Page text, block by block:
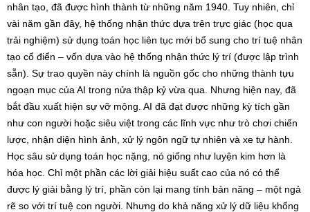
nhân tạo, đã được hình thành từ những năm 1940. Tuy nhiên, chỉ
vài năm gần đây, hệ thống nhận thức dựa trên trực giác (học qua
trải nghiệm) sử dụng toán học liên tục mới bổ sung cho trí tuệ nhân
tạo cổ điển – vốn dựa vào hệ thống nhận thức lý trí (được lập trình
sẵn). Sự trao quyền này chính là nguồn gốc cho những thành tựu
ngoạn mục của AI trong nửa thập kỷ vừa qua. Nhưng hiện nay, đã
bắt đầu xuất hiện sự vỡ mộng. AI đã đạt được những kỳ tích gần
như con người hoặc siêu việt trong các lĩnh vực như trò chơi chiến
lược, nhận diện hình ảnh, xử lý ngôn ngữ tự nhiên và xe tự hành.
Học sâu sử dụng toán học nặng, nó giống như luyện kim hơn là
hóa học. Chỉ một phần các lời giải hiệu suất cao của nó có thể
được lý giải bằng lý trí, phần còn lại mang tính bản năng – một ngả
rẽ so với trí tuệ con người. Nhưng do khả năng xử lý dữ liệu khổng